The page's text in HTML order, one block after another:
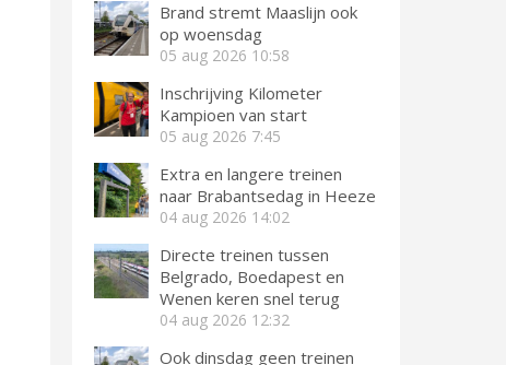
Brand stremt Maaslijn ook
op woensdag
05 aug 2026 10:58
Inschrijving Kilometer
Kampioen van start
05 aug 2026 7:45
Extra en langere treinen
naar Brabantsedag in Heeze
04 aug 2026 14:02
Directe treinen tussen
Belgrado, Boedapest en
Wenen keren snel terug
04 aug 2026 12:32
Ook dinsdag geen treinen